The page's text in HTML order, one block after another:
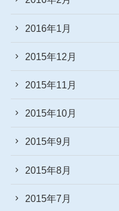
2016年1月
2015年12月
2015年11月
2015年10月
2015年9月
2015年8月
2015年7月